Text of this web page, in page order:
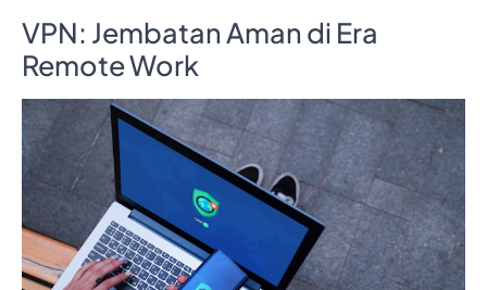
VPN: Jembatan Aman di Era
Remote Work